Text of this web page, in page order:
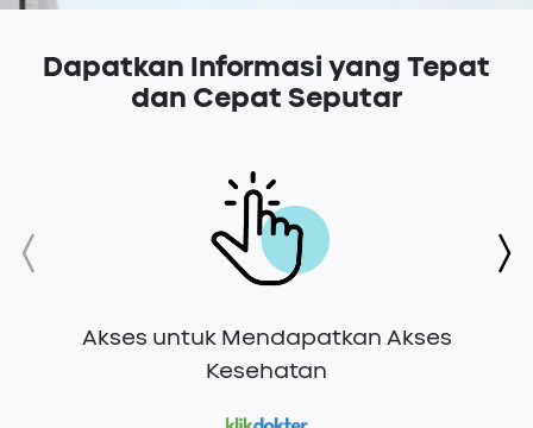
Dapatkan Informasi yang Tepat
dan Cepat Seputar
Akses untuk Mendapatkan Akses
Kesehatan